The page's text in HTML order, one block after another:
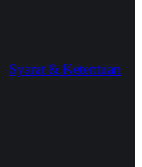
| Syarat & Ketentuan